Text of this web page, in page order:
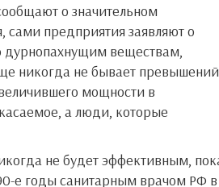
предприятия заявляют о
дурнопахнущим веществам,
никогда не бывает превышений
мощности в
а люди, которые
е годы санитарным врачом РФ в